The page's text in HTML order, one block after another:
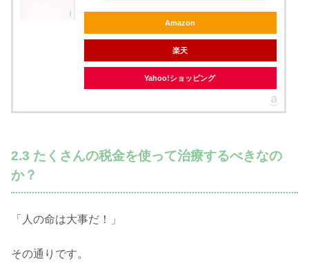
Amazon
楽天
Yahoo!ショッピング
2.3 たくさんの税金を使って治療するべきなの
か？
「人の命は大事だ！」
その通りです。